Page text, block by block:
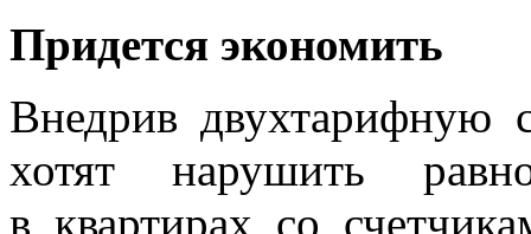
Придется экономить
Внедрив двухтарифную
хотят нарушить
в квартирах со